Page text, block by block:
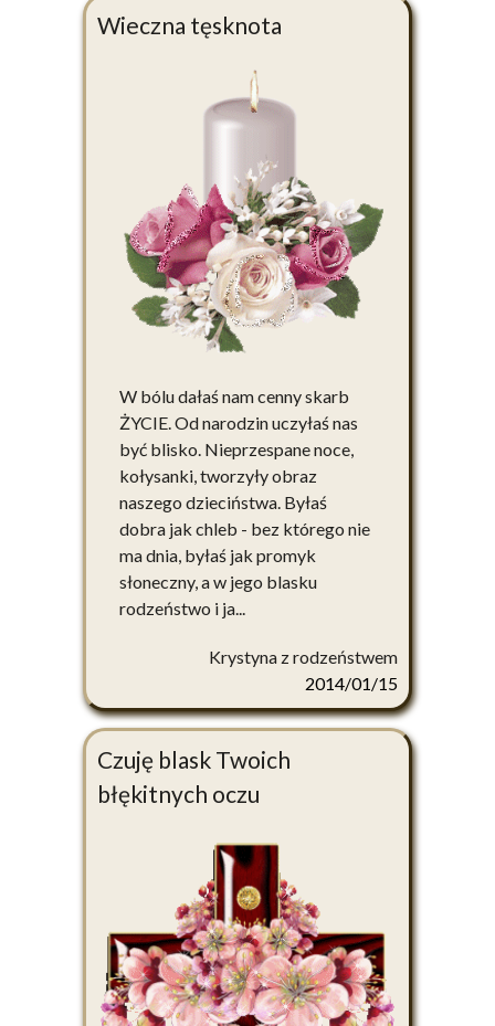
Wieczna tęsknota
W bólu dałaś nam cenny skarb
ŻYCIE. Od narodzin uczyłaś nas
być blisko. Nieprzespane noce,
kołysanki, tworzyły obraz
naszego dzieciństwa. Byłaś
dobra jak chleb - bez którego nie
ma dnia, byłaś jak promyk
słoneczny, a w jego blasku
rodzeństwo i ja...
Krystyna z rodzeństwem
2014/01/15
Czuję blask Twoich
błękitnych oczu